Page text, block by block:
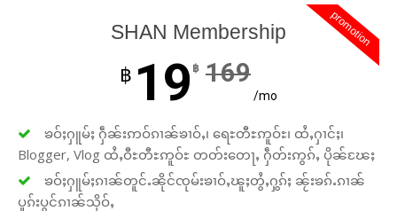
Support SHAN
Your support keeps our voice
promotion
SHAN Membership
฿ 19 ฿ 169
/mo
ၶဝ်ႈႁူမ်ႈ ႁဵၼ်းဢဝ်ၵၢၼ်ၶၢဝ်ႇ၊ ရေႊတီႊဢူဝ်ႊ၊ ထႆႇႁၢင်ႈ၊
Blogger, Vlog ထႆႇဝီႊတီႊဢူဝ်ႊ တတ်းတေႃႇ ႁဵတ်းဢွၵ်ႇ ပိုၼ်ၽႄႈ
ၶဝ်ႈႁူမ်ႈၵၢၼ်တူင်ႉၼိုင်ၸုမ်းၶၢဝ်ႇၽူႈတွႆႇႁွၵ်ႈ ၼႂ်းၶၵ်ႉၵၢၼ်
ပူၵ်းပွင်ၵၢၼ်သိုဝ်ႇ